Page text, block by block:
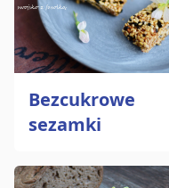
Bezcukrowe
sezamki